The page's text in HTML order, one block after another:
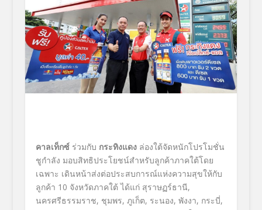
คาลเท็กซ์ร่วมกับ กระทิงแดงล่องใต้จัดหนักโปรโมชั่น
ชูกำลัง มอบสิทธิประโยชน์สำหรับลูกค้าภาคใต้โดย
เฉพาะ เดินหน้าส่งต่อประสบการณ์แห่งความสุขให้กับ
ลูกค้า 10 จังหวัดภาคใต้ ได้แก่ สุราษฏร์ธานี,
นครศรีธรรมราช, ชุมพร, ภูเก็ต, ระนอง, พังงา, กระบี่,